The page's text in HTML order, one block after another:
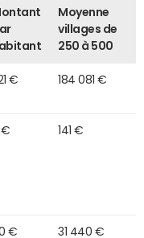
Moyenne
villages de
250 à 500
€ 184 081 €
€ 141 €
€ 31 440 €